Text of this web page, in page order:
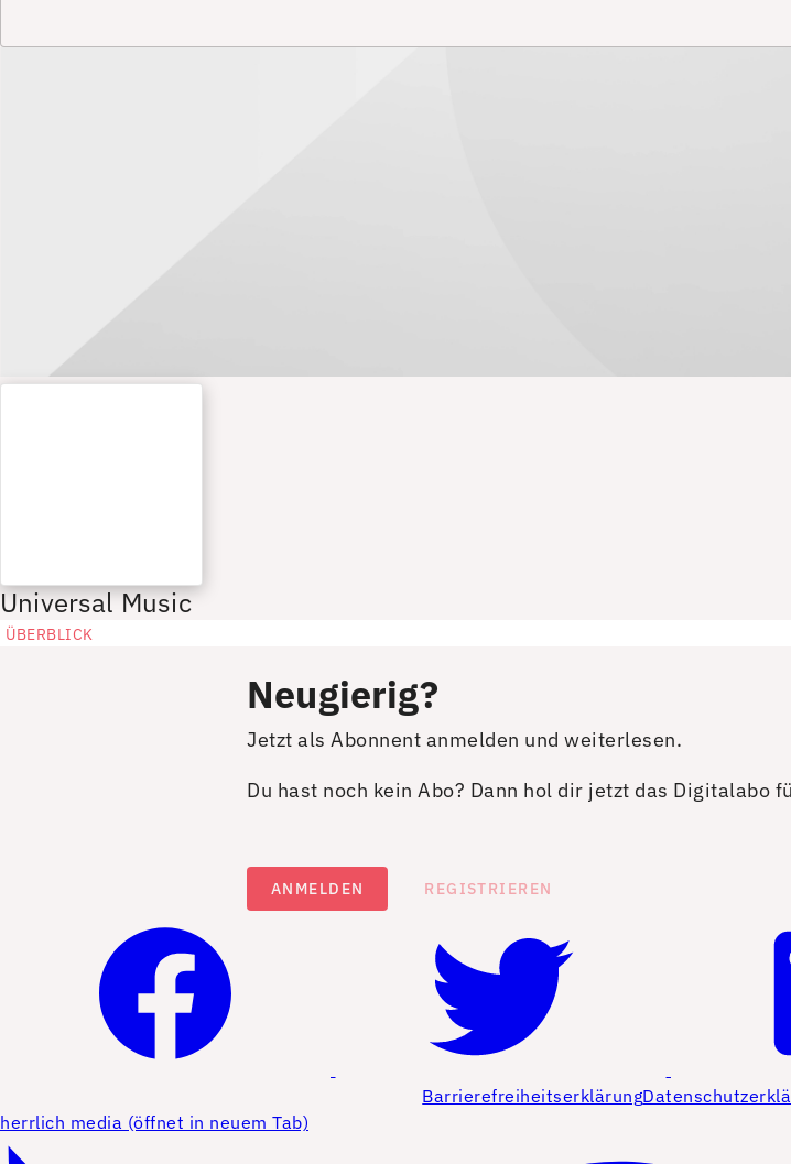
Universal Music
ÜBERBLICK
Neugierig?
Jetzt als Abonnent anmelden und weiterlesen.
Du hast noch kein Abo? Dann hol dir jetzt das Digitalabo
ANMELDEN REGISTRIEREN
Barrierefreiheitserklärung
herrlich media (öffnet in neuem Tab)